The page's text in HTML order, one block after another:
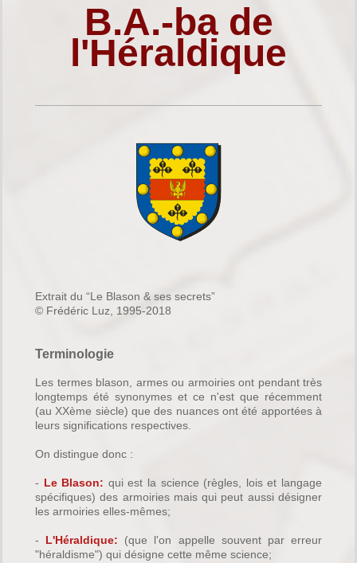
B.A.-ba de
l'Héraldique
Extrait du “Le Blason & ses secrets”
© Frédéric Luz, 1995-2018
Terminologie
Les termes blason, armes ou armoiries ont pendant très
longtemps été synonymes et ce n'est que récemment
(au XXème siècle) que des nuances ont été apportées à
leurs significations respectives.
On distingue donc :
- Le Blason: qui est la science (règles, lois et langage
spécifiques) des armoiries mais qui peut aussi désigner
les armoiries elles-mêmes;
- L'Héraldique: (que l'on appelle souvent par erreur
"héraldisme") qui désigne cette même science;